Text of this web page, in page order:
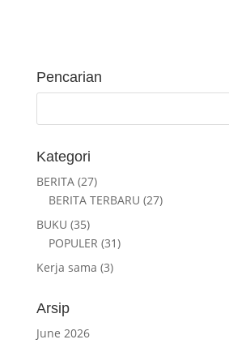
Pencarian
Kategori
BERITA(27)
BERITA TERBARU (27)
BUKU (35)
POPULER (31)
Kerja sama (3)
Arsip
June 2026